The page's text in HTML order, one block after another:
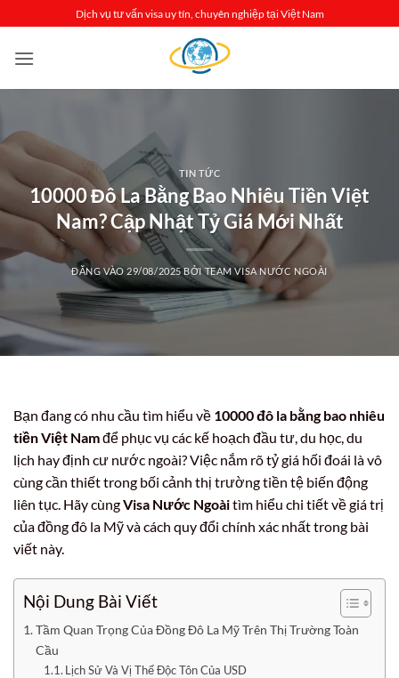
qua
nội
Dịch vụ tư vấn visa uy tín, chuyên nghiệp tại Việt Nam
TIN TỨC
10000 Đô La Bằng Bao Nhiêu Tiền Việt
Nam? Cập Nhật Tỷ Giá Mới Nhất
ĐĂNG VÀO 29/08/2025 BỞITEAM VISA NƯỚC NGOÀI
Bạn đang có nhu cầu tìm hiểu về 10000 đô la bằng bao nhiêu
tiền Việt Namđể phục vụ các kế hoạch đầu tư, du học, du
lịch hay định cư nước ngoài? Việc nắm rõ tỷ giá hối đoái là vô
cùng cần thiết trong bối cảnh thị trường tiền tệ biến động
liên tục. Hãy cùngVisa Nước Ngoàitìm hiểu chi tiết về giá trị
của đồng đô la Mỹ và cách quy đổi chính xác nhất trong bài
viết này.
Nội Dung Bài Viết
Tầm Quan Trọng Của Đồng Đô La Mỹ Trên Thị Trường Toàn
Cầu
Lịch Sử Và Vị Thế Độc Tôn Của USD